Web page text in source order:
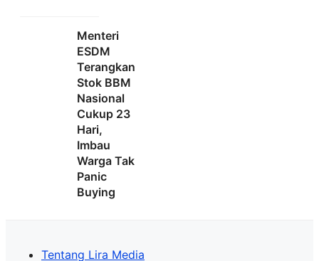
Menteri
ESDM
Terangkan
Stok BBM
Nasional
Cukup 23
Hari,
Imbau
Warga Tak
Panic
Buying
Tentang Lira Media